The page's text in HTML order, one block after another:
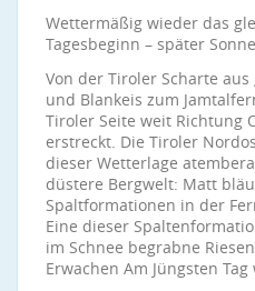
Wettermäßig wieder das
Tagesbeginn – später
Von der Tiroler Scharte
und Blankeis zum
Tiroler Seite weit Richtung
erstreckt. Die Tiroler
dieser Wetterlage
düstere Bergwelt: Matt
Spaltformationen in der
Eine dieser
im Schnee begrabne
Erwachen Am Jüngsten